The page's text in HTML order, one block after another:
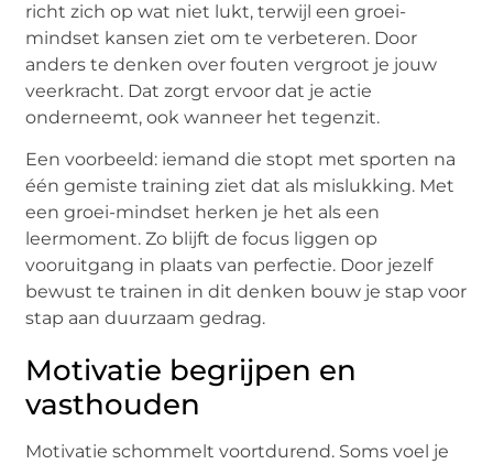
richt zich op wat niet lukt, terwijl een groei-
mindset kansen ziet om te verbeteren. Door
anders te denken over fouten vergroot je jouw
veerkracht. Dat zorgt ervoor dat je actie
onderneemt, ook wanneer het tegenzit.
Een voorbeeld: iemand die stopt met sporten na
één gemiste training ziet dat als mislukking. Met
een groei-mindset herken je het als een
leermoment. Zo blijft de focus liggen op
vooruitgang in plaats van perfectie. Door jezelf
bewust te trainen in dit denken bouw je stap voor
stap aan duurzaam gedrag.
Motivatie begrijpen en
vasthouden
Motivatie schommelt voortdurend. Soms voel je